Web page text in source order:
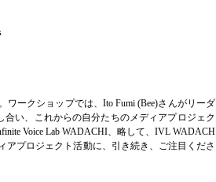
ワークショップでは、Ito Fumi (Bee)さんがリーダ
い、これからの自分たちのメディアプロジェク
Voice Lab WADACHI、略して、IVL WADACH
アプロジェクト活動に、引き続き、ご注目くださ